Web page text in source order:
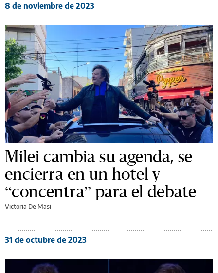
8 de noviembre de 2023
Milei cambia su agenda, se
encierra en un hotel y
“concentra” para el debate
Victoria De Masi
31 de octubre de 2023